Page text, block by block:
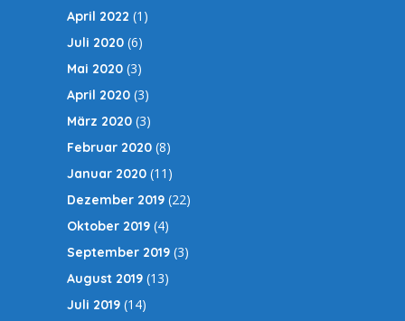
April 2022 (1)
Juli 2020 (6)
Mai 2020 (3)
April 2020 (3)
März 2020 (3)
Februar 2020 (8)
Januar 2020 (11)
Dezember 2019 (22)
Oktober 2019 (4)
September 2019 (3)
August 2019 (13)
Juli 2019 (14)